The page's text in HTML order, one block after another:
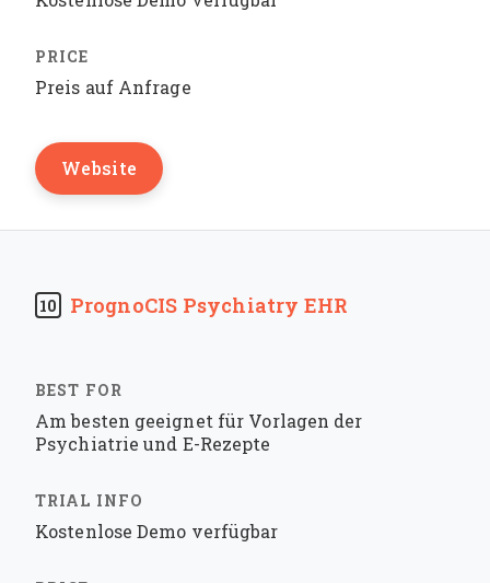
Preis auf Anfrage
Website
10 PrognoCIS Psychiatry EHR
Am besten geeignet für Vorlagen der
Psychiatrie und E-Rezepte
Kostenlose Demo verfügbar